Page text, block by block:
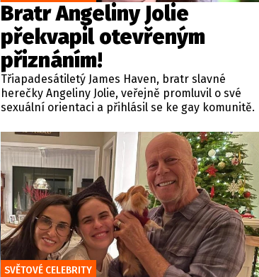
Bratr Angeliny Jolie
překvapil otevřeným
přiznáním!
Třiapadesátiletý James Haven, bratr slavné
herečky Angeliny Jolie, veřejně promluvil o své
sexuální orientaci a přihlásil se ke gay komunitě.
SVĚTOVÉ CELEBRITY